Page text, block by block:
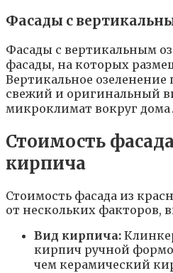
Фасады с
Фасады с вертикальным
фасады, на которых
Вертикальное озеленение
свежий и оригинальный
микроклимат вокруг дома․
Стоимость
кирпича
Стоимость фасада из
от нескольких факторов,
Вид кирпича:
кирпич ручной
чем керамический